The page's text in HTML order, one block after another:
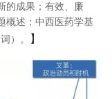
的成果；有效、廉
概述；中西医药学基
）。
】